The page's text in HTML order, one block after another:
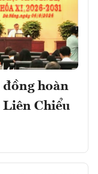
hoàn
Liên Chiểu